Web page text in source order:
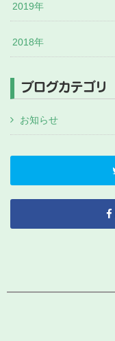
2019年
2018年
ブログカテゴリ
お知らせ